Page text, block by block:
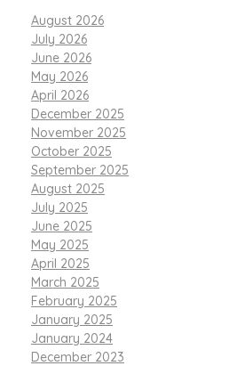
August 2026
July 2026
June 2026
May 2026
April 2026
December 2025
November 2025
October 2025
September 2025
August 2025
July 2025
June 2025
May 2025
April 2025
March 2025
February 2025
January 2025
January 2024
December 2023